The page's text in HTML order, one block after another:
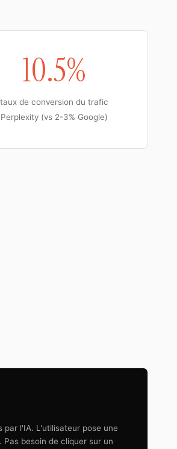
10.5%
taux de conversion du trafic
Perplexity (vs 2-3% Google)
par l'IA. L'utilisateur pose une
besoin de cliquer sur un